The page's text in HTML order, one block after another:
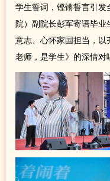
学生誓词，铿锵誓言引
院）副院长彭军寄语毕
意志、心怀家国担当，以
老师，是学生》的深情对